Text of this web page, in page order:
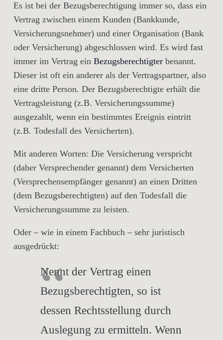
Es ist bei der Bezugsberechtigung immer so, dass ein
Vertrag zwischen einem Kunden (Bankkunde,
Versicherungsnehmer) und einer Organisation (Bank
oder Versicherung) abgeschlossen wird. Es wird fast
immer im Vertrag ein Bezugsberechtigter benannt.
Dieser ist oft ein anderer als der Vertragspartner, also
eine dritte Person. Der Bezugsberechtigte erhält die
Vertragsleistung (z.B. Versicherungssumme)
ausgezahlt, wenn ein bestimmtes Ereignis eintritt
(z.B. Todesfall des Versicherten).
Mit anderen Worten: Die Versicherung verspricht
(daher Versprechender genannt) dem Versicherten
(Versprechensempfänger genannt) an einen Dritten
(dem Bezugsberechtigten) auf den Todesfall die
Versicherungssumme zu leisten.
Oder – wie in einem Fachbuch – sehr juristisch
ausgedrückt:
Nennt der Vertrag einen
Bezugsberechtigten, so ist
dessen Rechtsstellung durch
Auslegung zu ermitteln. Wenn